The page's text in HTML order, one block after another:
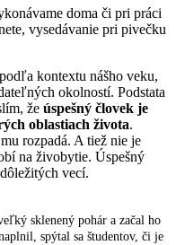
doma či pri práci
vysedávanie pri pivečku
kontextu nášho veku,
okolností. Podstata
že úspešný človek je
oblastiach života.
rozpadá. A tiež nie je
na živobytie. Úspešný
vecí.
sklenený pohár a začal ho
spýtal sa študentov, či je